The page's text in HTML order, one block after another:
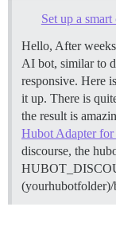
Set up a
Hello, After
AI bot, similar to
responsive. Here
it up. There is
the result is
Hubot Adapter for
discourse, the